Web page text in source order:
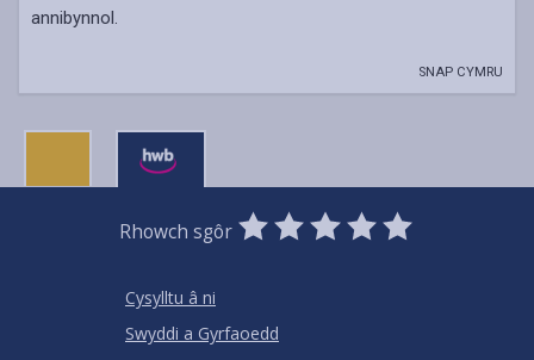
annibynnol.
SNAP CYMRU
Rhowch sgôr
0
Stars
1
Star
2
Stars
3
Stars
4
Stars
5
Stars
Cysylltu â ni
Swyddi a Gyrfaoedd